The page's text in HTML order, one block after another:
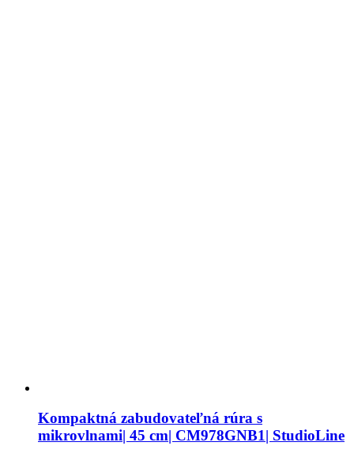
Kompaktná zabudovateľná rúra s
mikrovlnami| 45 cm| CM978GNB1| StudioLine